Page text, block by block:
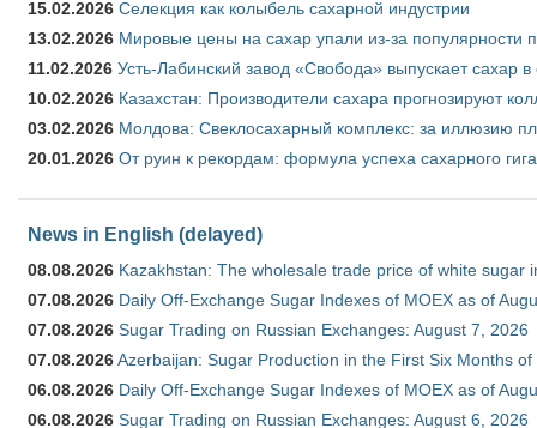
15.02.2026 Селекция как колыбель сахарной индустрии
13.02.2026 Мировые цены на сахар упали из-за популярности
11.02.2026 Усть-Лабинский завод «Свобода» выпускает сахар в
10.02.2026 Казахстан: Производители сахара прогнозируют
03.02.2026 Молдова: Свеклосахарный комплекс: за иллюзию
20.01.2026 От руин к рекордам: формула успеха сахарного
News in English (delayed)
08.08.2026 Kazakhstan: The wholesale trade price of white sugar
07.08.2026 Daily Off-Exchange Sugar Indexes of MOEX as of
07.08.2026 Sugar Trading on Russian Exchanges: August 7, 2026
07.08.2026Azerbaijan: Sugar Production in the First Six Months of
06.08.2026 Daily Off-Exchange Sugar Indexes of MOEX as of
06.08.2026 Sugar Trading on Russian Exchanges: August 6, 2026